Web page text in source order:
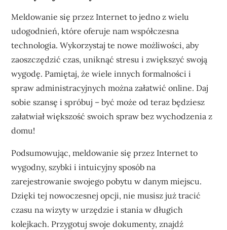
Meldowanie się przez Internet to jedno z wielu
udogodnień, które oferuje nam współczesna
technologia. Wykorzystaj te nowe możliwości, aby
zaoszczędzić czas, uniknąć stresu i zwiększyć swoją
wygodę. Pamiętaj, że wiele innych formalności i
spraw administracyjnych można załatwić online. Daj
sobie szansę i spróbuj – być może od teraz będziesz
załatwiał większość swoich spraw bez wychodzenia z
domu!
Podsumowując, meldowanie się przez Internet to
wygodny, szybki i intuicyjny sposób na
zarejestrowanie swojego pobytu w danym miejscu.
Dzięki tej nowoczesnej opcji, nie musisz już tracić
czasu na wizyty w urzędzie i stania w długich
kolejkach. Przygotuj swoje dokumenty, znajdź